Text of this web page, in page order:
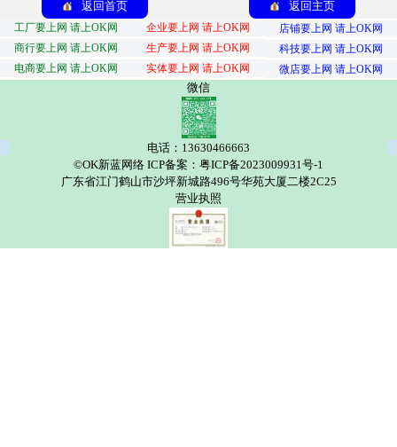
返回首页 返回主页
工厂要上网 请上OK网 企业要上网 请上OK网
店铺要上网 请上OK网
商行要上网 请上OK网
生产要上网 请上OK网
科技要上网 请上OK网
电商要上网 请上OK网
实体要上网 请上OK网 微店要上网 请上OK网
微信
电话：13630466663
©OK新蓝网络 ICP备案：粤ICP备2023009931号-1
广东省江门鹤山市沙坪新城路496号华苑大厦二楼2C25
营业执照